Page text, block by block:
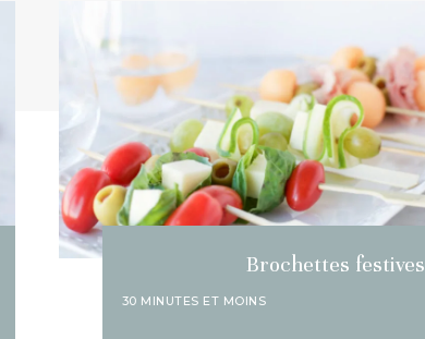
Brochettes festives
30 MINUTES ET MOINS